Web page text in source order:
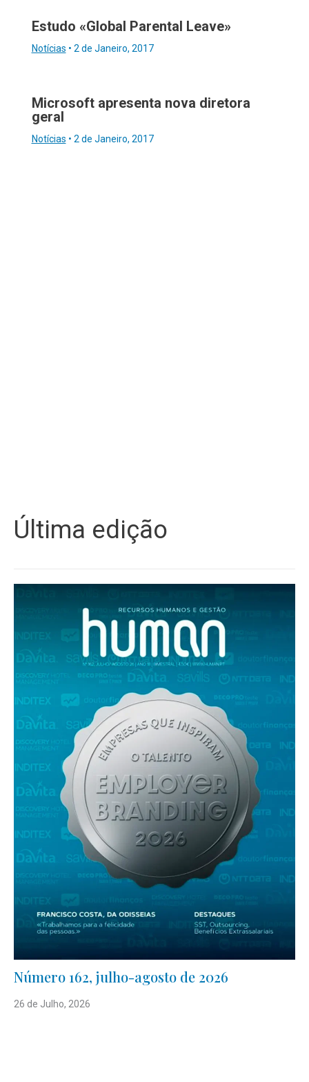
Estudo «Global Parental Leave»
Notícias • 2 de Janeiro, 2017
Microsoft apresenta nova diretora
geral
Notícias • 2 de Janeiro, 2017
Última edição
Número 162, julho-agosto de 2026
26 de Julho, 2026